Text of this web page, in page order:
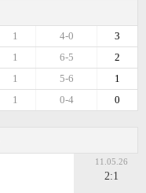
3
4-0
1
2
6-5
1
1
5-6
1
0
0-4
1
11.05.26
2:1